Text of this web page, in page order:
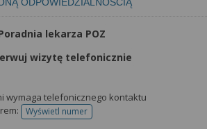
lekarza POZ
wizytę telefonicznie
wymaga telefonicznego kontaktu
Wyświetl numertelefonu do rejestracji